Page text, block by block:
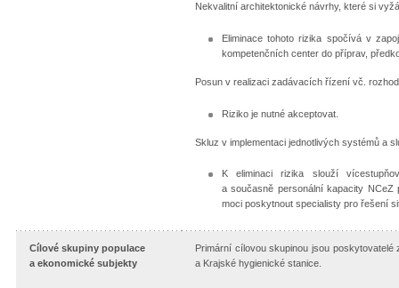
Nekvalitní architektonické návrhy, které si
Eliminace tohoto rizika spočívá v
kompetenčních center do příprav,
Posun v realizaci zadávacích řízení vč.
Riziko je nutné akceptovat.
Skluz v implementaci jednotlivých systémů a
K eliminaci rizika slouží
a současně personální kapacity NCeZ
moci poskytnout specialisty pro řešení
Cílové skupiny populace
a ekonomické subjekty
Primární cílovou skupinou jsou
a Krajské hygienické stanice.